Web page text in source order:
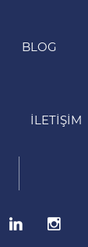
BLOG
İLETIŞIM